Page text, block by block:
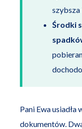
szybsza
Środki
Pani Ewa usiadła
dokumentów.